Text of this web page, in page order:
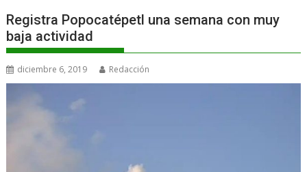
Registra Popocatépetl una semana con muy
baja actividad
diciembre 6, 2019 Redacción